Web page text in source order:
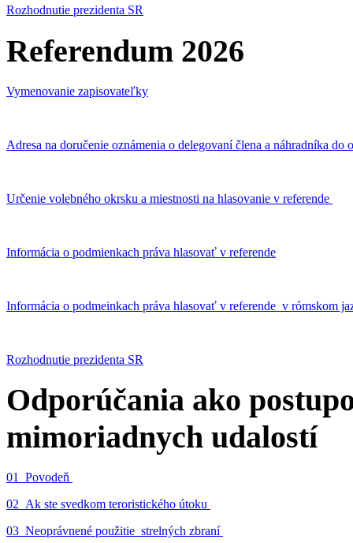
Rozhodnutie prezidenta SR
Referendum 2026
Vymenovanie zapisovateľky
Adresa na doručenie oznámenia o delegovaní člena a náhradníka
Určenie volebného okrsku a miestnosti na hlasovanie v referende
Informácia o podmienkach práva hlasovať v referende
Informácia o podmeinkach práva hlasovať v referende v rómskom
Rozhodnutie prezidenta SR
Odporúčania ako
mimoriadnych udalostí
01_Povodeň
02_Ak ste svedkom teroristického útoku
03_Neoprávnené použitie strelných zbraní